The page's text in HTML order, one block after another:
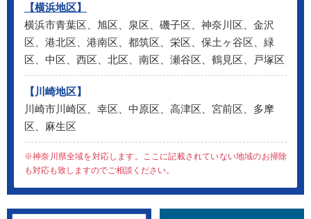
【横浜地区】
横浜市青葉区、旭区、泉区、磯子区、神奈川区、金沢
区、港北区、港南区、都筑区、栄区、保土ヶ谷区、緑
区、中区、西区、北区、南区、瀬谷区、鶴見区、戸塚区
【川崎地区】
川崎市川崎区、幸区、中原区、高津区、宮前区、多摩
区、麻生区
※神奈川県全域を対応します。ここに記載されていない地域のお掃除
も対応も致しますのでご相談ください。